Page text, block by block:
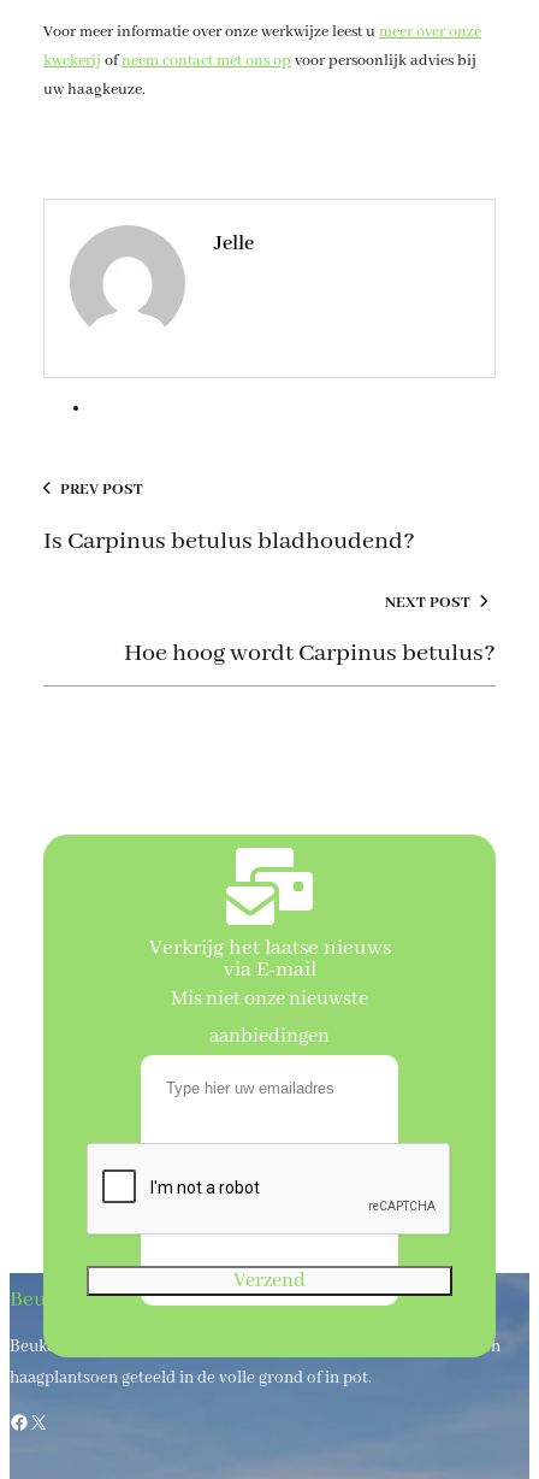
Voor meer informatie over onze werkwijze leest umeer over onze
kwekerij ofneem contact met ons op voor persoonlijk advies bij
uw haagkeuze.
Jelle
PREV POST
Is Carpinus betulus bladhoudend?
NEXT POST
Hoe hoog wordt Carpinus betulus?
Verkrijg het laatse nieuws
via E-mail
Mis niet onze nieuwste
aanbiedingen
Verzend
Beukenhaagkwekerij
Beukenhaagkwekerij al meer dan 50 jaar uw leverancier van bos en
haagplantsoen geteeld in de volle grond of in pot.
Facebook
X